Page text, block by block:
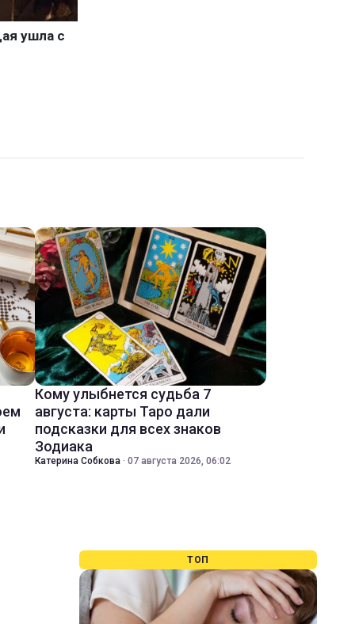
Кому улыбнется судьба 7
августа: карты Таро дали
подсказки для всех знаков
Зодиака
Катерина Собкова · 07 августа 2026, 06:02
ТОП